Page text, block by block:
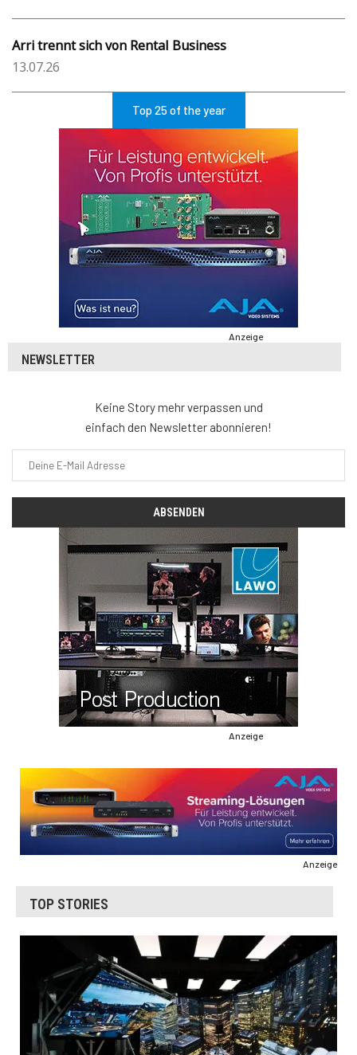
Arri trennt sich von Rental Business
13.07.26
Top 25 of the year
Anzeige
NEWSLETTER
Keine Story mehr verpassen und
einfach den Newsletter abonnieren!
Anzeige
Anzeige
TOP STORIES